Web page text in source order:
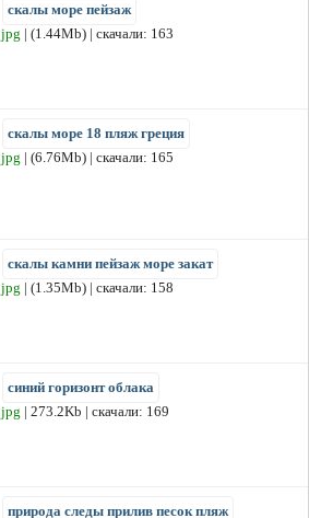
скалы море пейзаж
jpg | (1.44Mb) | скачали: 163
скалы море 18 пляж греция
jpg | (6.76Mb) | скачали: 165
скалы камни пейзаж море закат
jpg | (1.35Mb) | скачали: 158
синий горизонт облака
jpg | 273.2Kb | скачали: 169
природа следы прилив песок пляж